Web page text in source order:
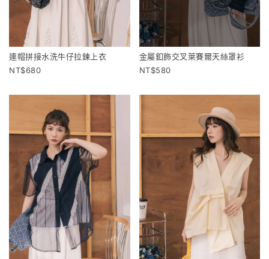
連帽拼接水洗牛仔拉鍊上衣
680
金屬釦飾交叉萊賽爾天絲罩衫
580